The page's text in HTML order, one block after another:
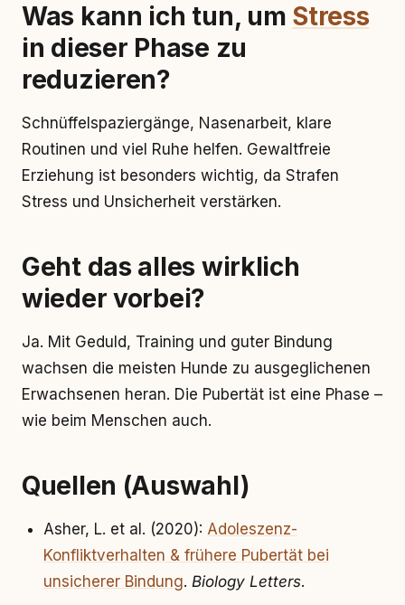
Was kann ich tun, um Stress
in dieser Phase zu
reduzieren?
Schnüffelspaziergänge, Nasenarbeit, klare
Routinen und viel Ruhe helfen. Gewaltfreie
Erziehung ist besonders wichtig, da Strafen
Stress und Unsicherheit verstärken.
Geht das alles wirklich
wieder vorbei?
Ja. Mit Geduld, Training und guter Bindung
wachsen die meisten Hunde zu ausgeglichenen
Erwachsenen heran. Die Pubertät ist eine Phase –
wie beim Menschen auch.
Quellen (Auswahl)
Asher, L. et al. (2020): Adoleszenz-
Konfliktverhalten & frühere Pubertät bei
unsicherer Bindung. Biology Letters.